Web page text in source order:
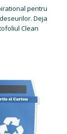
pentru
Deja
Clean